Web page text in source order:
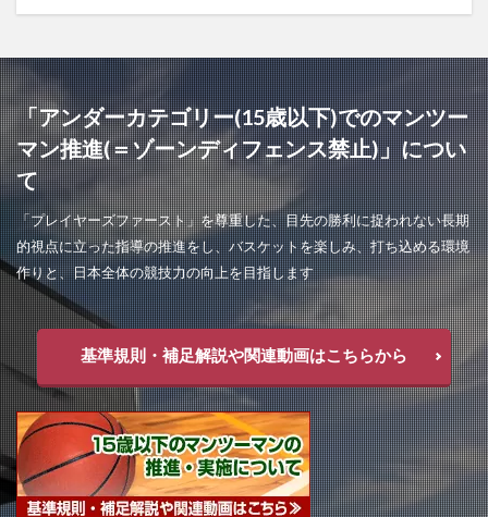
「アンダーカテゴリー(15歳以下)でのマンツー
マン推進(＝ゾーンディフェンス禁止)」につい
て
「プレイヤーズファースト」を尊重した、目先の勝利に捉われない長期
的視点に立った指導の推進をし、バスケットを楽しみ、打ち込める環境
作りと、日本全体の競技力の向上を目指します
基準規則・補足解説や関連動画はこちらから